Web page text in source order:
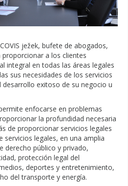
ježek, bufete de abogados,
a los clientes
integral en todas las áreas legales
sus necesidades de los servicios
desarrollo exitoso de su negocio u
enfocarse en problemas
la profundidad necesaria
de proporcionar servicios legales
servicios legales, en una amplia
derecho público y privado,
protección legal del
deportes y entretenimiento,
del transporte y energía.